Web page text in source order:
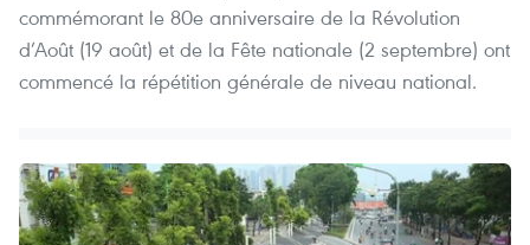
commémorant le 80e anniversaire de la Révolution
d’Août (19 août) et de la Fête nationale (2 septembre) ont
commencé la répétition générale de niveau national.